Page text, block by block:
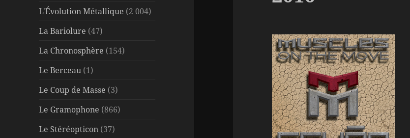
L'Évolution Métallique (2 004)
La Bariolure (47)
La Chronosphère (154)
Le Berceau (1)
Le Coup de Masse (3)
Le Gramophone (866)
Le Stéréopticon (37)